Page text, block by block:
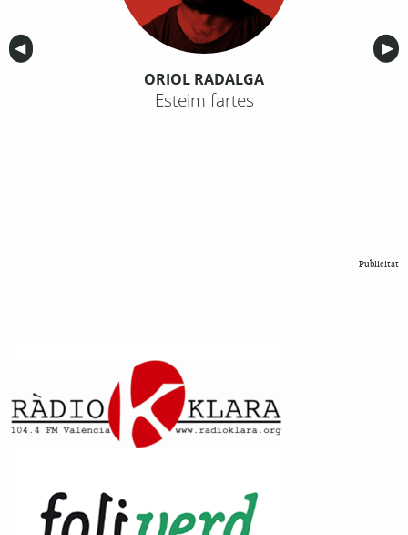
Anterior
◀︎ ▶︎
ORIOL RADALGA
Esteim fartes
Publicitat